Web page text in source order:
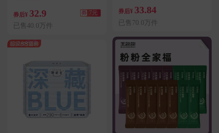
券后¥ 32.9 券 7元
已售40.0万件
券后¥ 33.84
已售70.0万件